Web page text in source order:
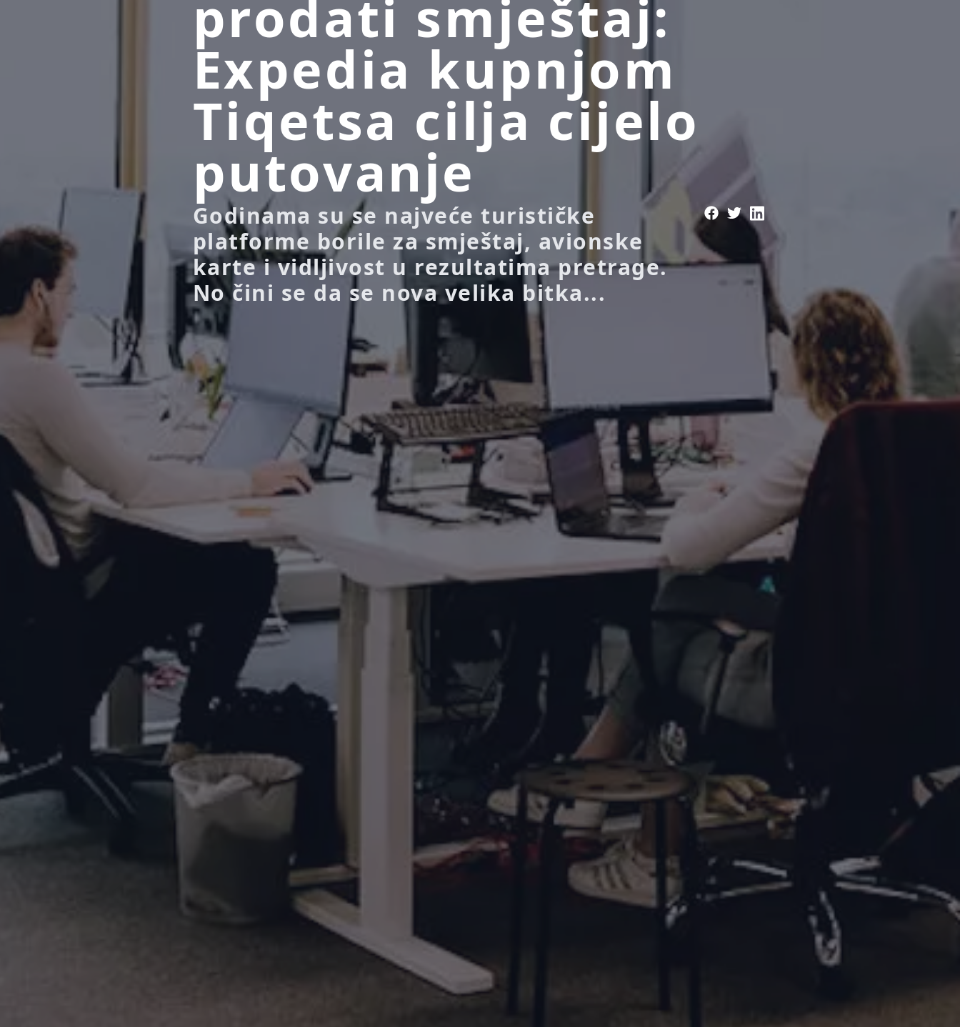
prodati smještaj:
Expedia kupnjom
Tiqetsa cilja cijelo
putovanje
Godinama su se najveće turističke
platforme borile za smještaj, avionske
karte i vidljivost u rezultatima pretrage.
No čini se da se nova velika bitka...